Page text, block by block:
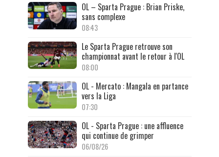
OL – Sparta Prague : Brian Priske,
sans complexe
08:43
Le Sparta Prague retrouve son
championnat avant le retour à l'OL
08:00
OL - Mercato : Mangala en partance
vers la Liga
07:30
OL - Sparta Prague : une affluence
qui continue de grimper
06/08/26